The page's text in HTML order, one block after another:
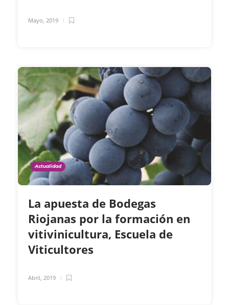
Mayo, 2019
Actualidad
La apuesta de Bodegas
Riojanas por la formación en
vitivinicultura, Escuela de
Viticultores
Abril, 2019